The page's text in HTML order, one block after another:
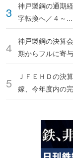
神戸製鋼の通期
字転換へ／４～...
神戸製鋼の決算
期からフルに寄与
ＪＦＥＨＤの決
嫁、今年度内の